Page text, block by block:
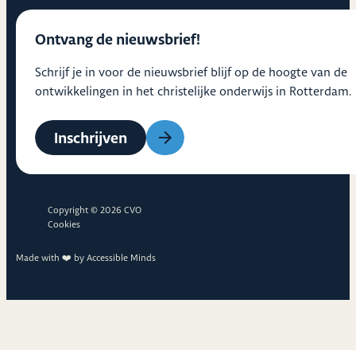
Ontvang de nieuwsbrief!
Schrijf je in voor de nieuwsbrief blijf op de hoogte van de
ontwikkelingen in het christelijke onderwijs in Rotterdam.
Inschrijven
Copyright © 2026 CVO
Cookies
Made with ❤️ by Accessible Minds